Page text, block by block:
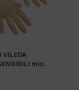
VILEDA
mis.